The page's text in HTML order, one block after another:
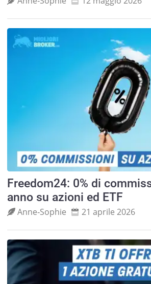
Freedom24: 0% di
anno su azioni ed ETF
Anne‑Sophie 21 aprile 2026